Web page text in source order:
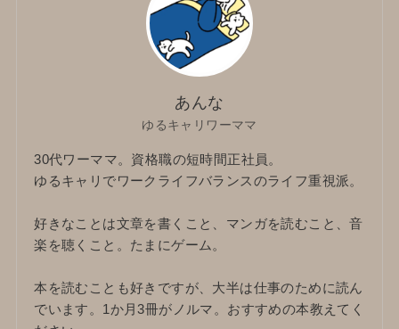
あんな
ゆるキャリワーママ
30代ワーママ。資格職の短時間正社員。
ゆるキャリでワークライフバランスのライフ重視派。
好きなことは文章を書くこと、マンガを読むこと、音
楽を聴くこと。たまにゲーム。
本を読むことも好きですが、大半は仕事のために読ん
でいます。1か月3冊がノルマ。おすすめの本教えてく